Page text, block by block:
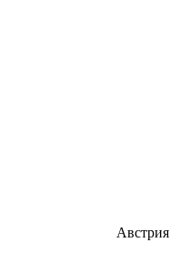
Австрия